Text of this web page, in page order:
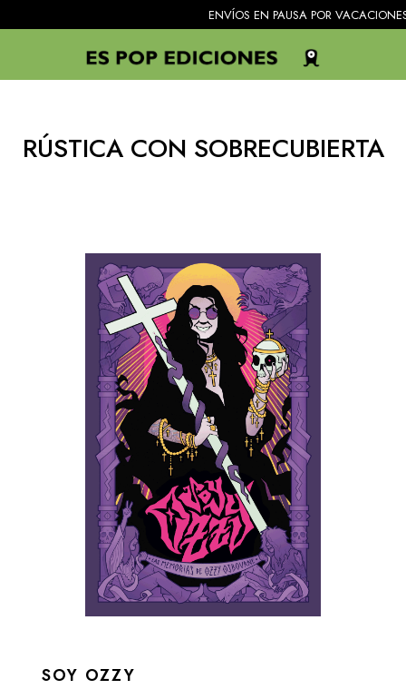
ENVÍOS EN PAUSA POR
RÚSTICA CON SOBRECUBIERTA
SOY OZZY